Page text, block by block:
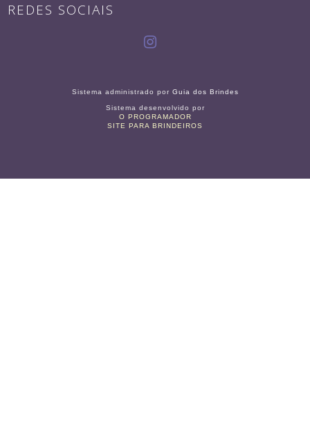
REDES SOCIAIS
Sistema administrado por Guia dos Brindes
Sistema desenvolvido por
O PROGRAMADOR
SITE PARA BRINDEIROS